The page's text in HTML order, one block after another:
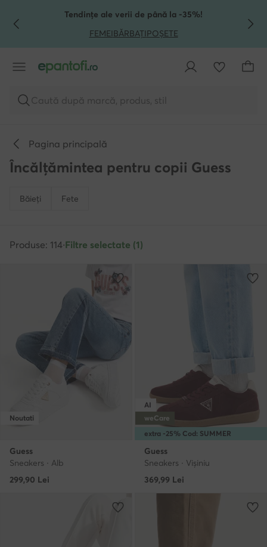
TRECI LA CONȚINUTUL PRINCIPAL
MERGI LA CĂUTARETendințe ale verii de până la -35%!
FEMEIBĂRBAȚIPOȘETE
Caută după marcă, produs, stil
Pagina principală
Încălțămintea pentru copii Guess
Băieți Fete
Produse: 114·Filtre selectate (1)
Noutati
Guess
Sneakers · Alb
299,90 Lei
extra -25% Cod: SUMMER
AI
weCare
Guess
Sneakers · Vișiniu
369,99 Lei